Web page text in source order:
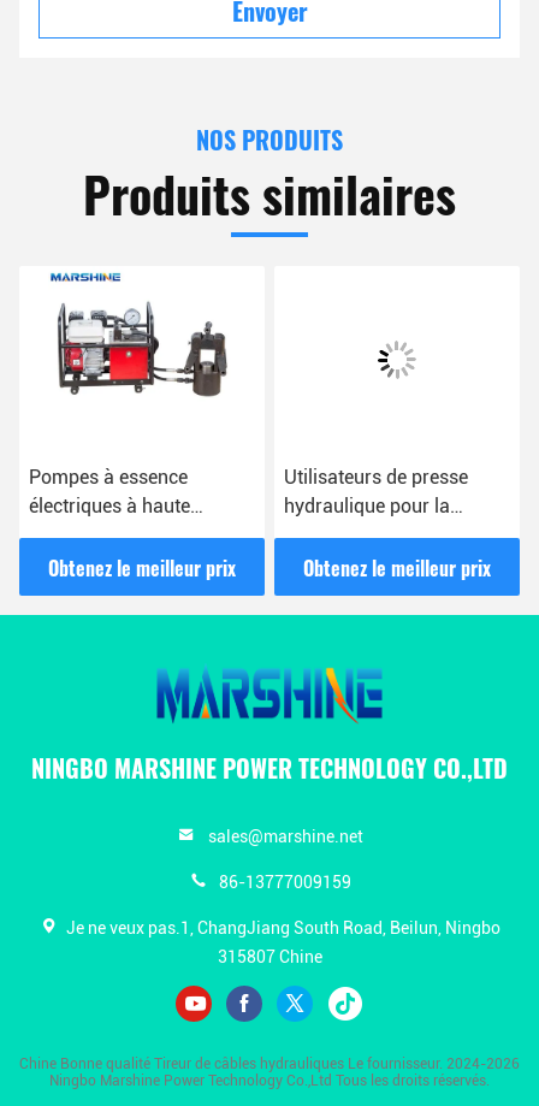
Envoyer
NOS PRODUITS
Produits similaires
Pompes à essence
électriques à haute
pression pour la
construction de lignes
aériennes
Obtenez le meilleur prix
Utilisateurs de presse
hydraulique pour la
gestion des câbles et les
travaux électriques
Obtenez le meilleur prix
NINGBO MARSHINE POWER TECHNOLOGY CO.,LTD
sales@marshine.net
86-13777009159
Je ne veux pas.1, ChangJiang South Road, Beilun, Ningbo
315807 Chine
Chine Bonne qualité Tireur de câbles hydrauliques Le fournisseur. 2024-2026
Ningbo Marshine Power Technology Co.,Ltd Tous les droits réservés.